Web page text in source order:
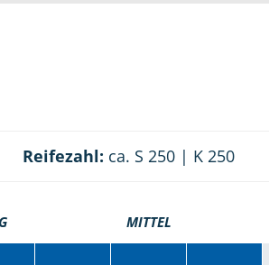
Reifezahl: ca. S 250 | K 250
MITTEL